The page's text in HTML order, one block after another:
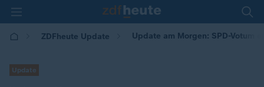
ZDFheute Update Update am Morgen: SPD-Votum
Update